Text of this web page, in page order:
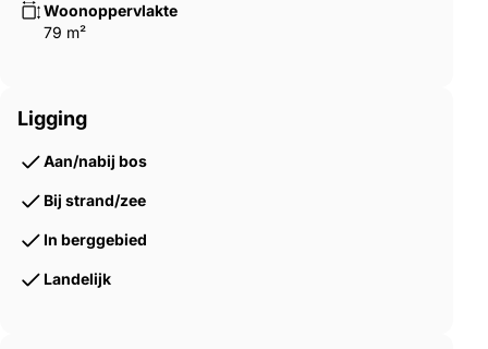
Woonoppervlakte
79 m²
Ligging
Aan/nabij bos
Bij strand/zee
In berggebied
Landelijk